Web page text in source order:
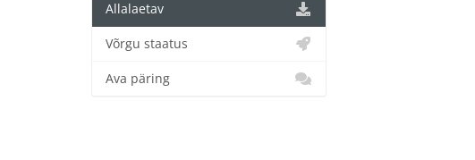
Allalaetav
Võrgu staatus
Ava päring